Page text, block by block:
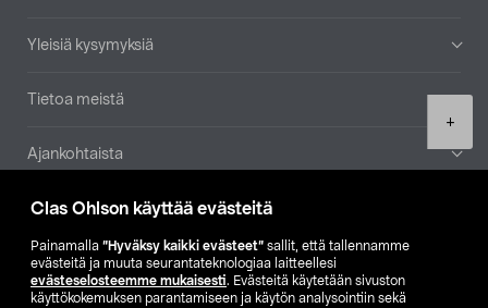
Clas Ohlson käyttää evästeitä
Painamalla ”Hyväksy kaikki evästeet” sallit, että tallennamme
evästeitä ja muuta seurantateknologiaa laitteellesi
evästeselosteemme mukaisesti. Evästeitä käytetään sivuston
käyttökokemuksen parantamiseen ja käytön analysointiin sekä
+
Yleisiä kysymyksiä
Tietoa meistä
Ajankohtaista
Muut yrityksemme
Etsi myymälä